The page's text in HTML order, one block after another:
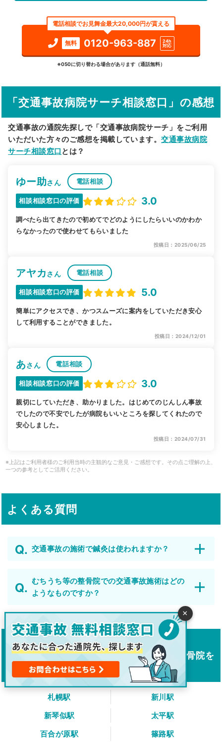
検索する
詳細条件で絞り込む
駅から探す 院名から探す
電話相談でお見舞金最大20,000円が貰える
無料 0120-963-887
24h
対応
※050に切り替わる場合があります（通話無料）
「交通事故病院サーチ相談窓口」の感想
交通事故の通院先探しで「交通事故病院サーチ」をご利用
いただいた方々のご感想を掲載しています。交通事故病院
サーチ相談窓口 とは？
ゆー助さん 電話相談
相談相談窓口の評価 3.0
調べたら出てきたので初めてでどのようにしたらいいのかわか
らなかったので使わせてもらいました
投稿日：2025/06/25
アヤカさん 電話相談
相談相談窓口の評価 5.0
簡単にアクセスでき、かつスムーズに案内をしていただき安心
して利用することができました。
投稿日：2024/12/01
あさん 電話相談
相談相談窓口の評価 3.0
親切にしていただき、助かりました。はじめてのじんしん事故
でしたので不安でしたが病院もいいところを探してくれたので
安心しました。
投稿日：2024/07/31
※上記はご利用者様のご利用当時の主観的なご意見・ご感想です。その点ご理解の上、
一つの参考としてご活用ください。
よくある質問
交通事故の施術で鍼灸は使われますか？
むちうち等の整骨院での交通事故施術はどの
ようなものですか？
札幌市の駅から
鍼灸を併設した交通事故対応の整骨院・接骨院を
さがす
札幌駅
新川駅
新琴似駅
太平駅
百合が原駅
篠路駅
×